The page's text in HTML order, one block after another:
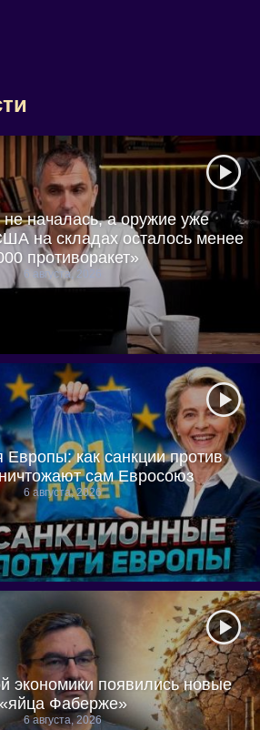
началась, а оружие уже
на складах осталось менее
противоракет»
6 августа, 2026
как санкции против
сам Евросоюз
6 августа, 2026
экономики появились новые
«яйца Фаберже»
6 августа, 2026